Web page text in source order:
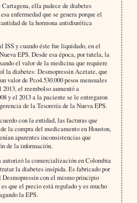
ella padece de diabetes
enfermedad que se genera porque el
de la hormona antidiurética
ISS y cuando éste fue liquidado, en el
EPS. Desde esa época, por tutela, la
el valor de la medicina que requiere
la diabetes: Desmopressin Acetate, que
valor de Pco4.530.000 pesos mensuales
2013, el reembolso aumentó a
y el 2013 a la paciente se le entregaron
de la Tesorería de la Nueva EPS.
con la entidad, las facturas que
la compra del medicamento en Houston,
aparentes inconsistencias que
de la información.
autorizó la comercialización en Colombia
la diabetes insípida. Es fabricado por
con el mismo principio
que el precio está regulado y es mucho
la EPS.